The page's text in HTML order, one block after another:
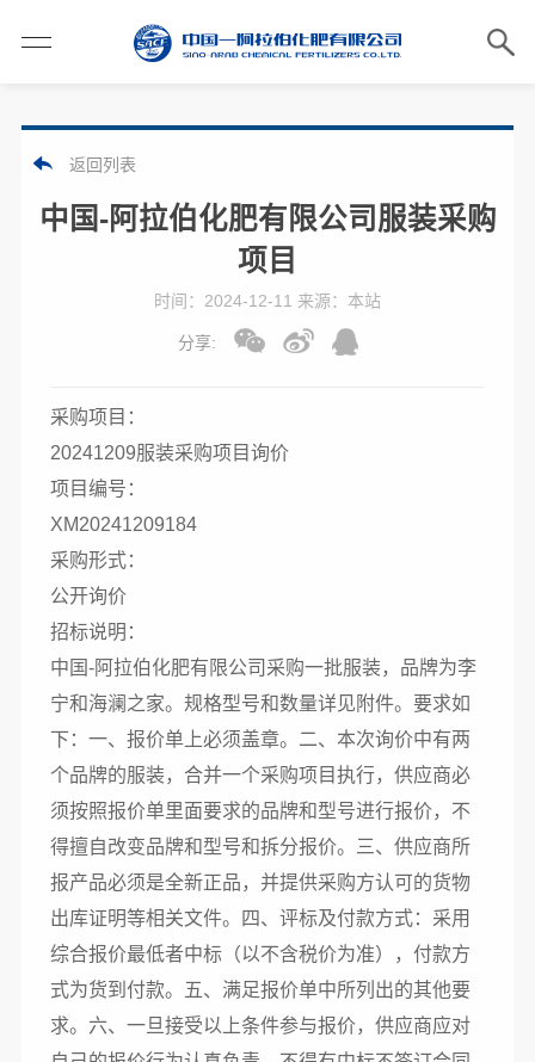
返回列表
中国-阿拉伯化肥有限公司服装采购
项目
时间：2024-12-11 来源：本站
分享:
采购项目：
20241209服装采购项目询价
项目编号：
XM20241209184
采购形式：
公开询价
招标说明：
中国-阿拉伯化肥有限公司采购一批服装，品牌为李
宁和海澜之家。规格型号和数量详见附件。要求如
下：一、报价单上必须盖章。二、本次询价中有两
个品牌的服装，合并一个采购项目执行，供应商必
须按照报价单里面要求的品牌和型号进行报价，不
得擅自改变品牌和型号和拆分报价。三、供应商所
报产品必须是全新正品，并提供采购方认可的货物
出库证明等相关文件。四、评标及付款方式：采用
综合报价最低者中标（以不含税价为准），付款方
式为货到付款。五、满足报价单中所列出的其他要
求。六、一旦接受以上条件参与报价，供应商应对